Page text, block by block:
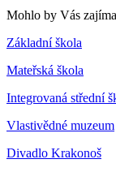
Mohlo by Vás
Základní škola
Mateřská škola
Integrovaná střední
Vlastivědné muzeum
Divadlo Krakonoš